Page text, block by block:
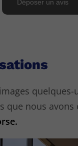
que nous avons